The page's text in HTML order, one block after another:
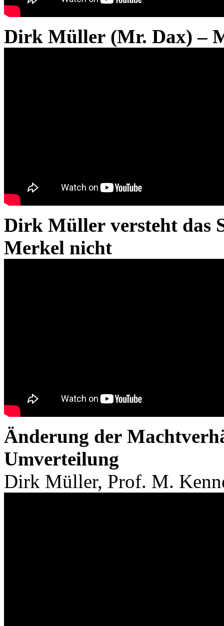
Dirk Müller (Mr. Dax) –
Dirk Müller versteht das
Merkel nicht
Änderung der
Umverteilung
Dirk Müller, Prof. M.